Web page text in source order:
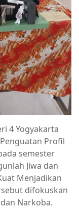
4 Yogyakarta
Profil
semester
Jiwa dan
Menjadikan
difokuskan
Narkoba.